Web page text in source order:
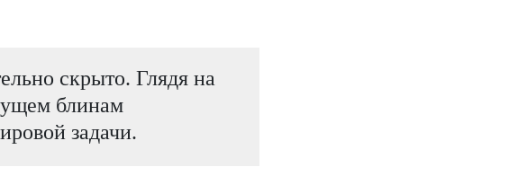
скрыто. Глядя на
блинам
задачи.